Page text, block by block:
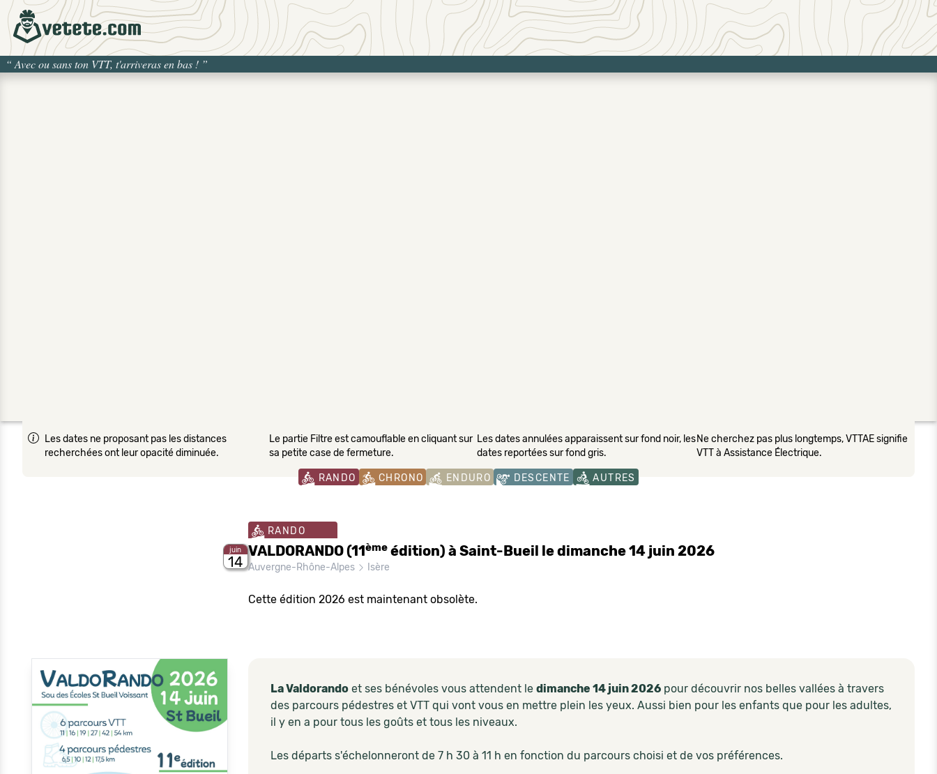
“ Avec ou sans ton VTT, t'arriveras en bas ! ”
Les dates ne proposant pas les distances
recherchées ont leur opacité diminuée.
Le partie Filtre est camouflable en cliquant sur
sa petite case de fermeture.
Les dates annulées apparaissent sur fond noir, les
dates reportées sur fond gris.
Ne cherchez pas plus longtemps, VTTAE signifie
VTT à Assistance Électrique.
RANDO CHRONO ENDURO DESCENTE AUTRES
juin
14
RANDO
VALDORANDO (11èmeédition) à Saint-Bueil le dimanche 14 juin 2026
Auvergne-Rhône-Alpes Isère
Cette édition 2026 est maintenant obsolète.
La Valdorando et ses bénévoles vous attendent le dimanche 14 juin 2026 pour découvrir nos belles vallées à travers
des parcours pédestres et VTT qui vont vous en mettre plein les yeux. Aussi bien pour les enfants que pour les adultes,
il y en a pour tous les goûts et tous les niveaux.
Les départs s'échelonneront de 7 h 30 à 11 h en fonction du parcours choisi et de vos préférences.